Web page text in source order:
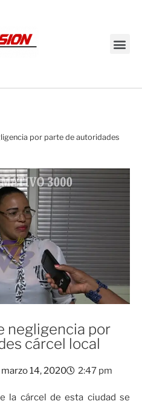
por parte de autoridades
negligencia por
cárcel local
marzo 14, 2020 2:47 pm
la cárcel de esta ciudad se